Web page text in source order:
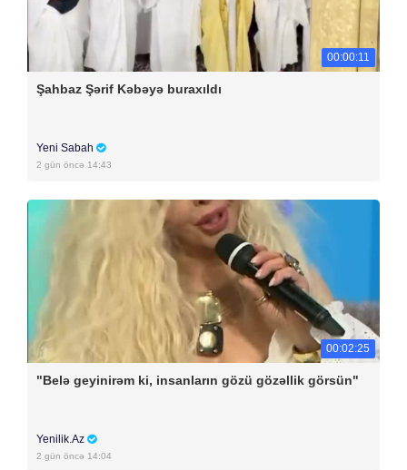
00:00:11
Şahbaz Şərif Kəbəyə buraxıldı
Yeni Sabah
2 gün öncə 14:43
00:02:25
"Belə geyinirəm ki, insanların gözü gözəllik görsün"
Yenilik.Az
2 gün öncə 14:04